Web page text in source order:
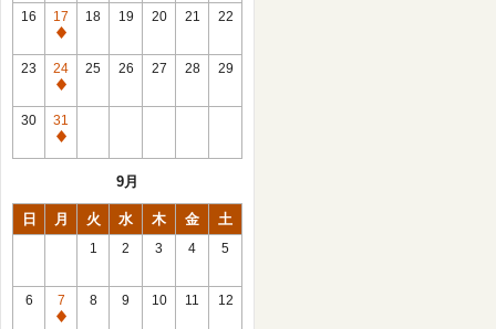
館
日
16
17
休
館
日
18 19 20 21 22
23
24
休
館
日
25 26 27 28 29
30
31
休
9月
日 月 火 水 木 金 土
1 2 3 4 5
6
7
休
8 9 10 11 12